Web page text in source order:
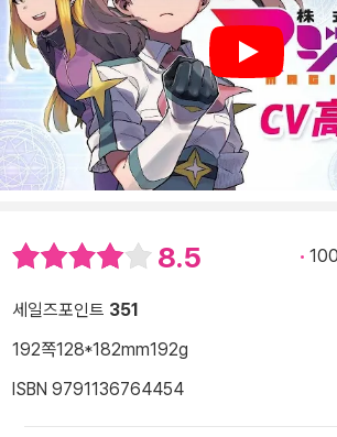
Play
8.5
세일즈포인트 351
192쪽128*182mm192g
ISBN 9791136764454